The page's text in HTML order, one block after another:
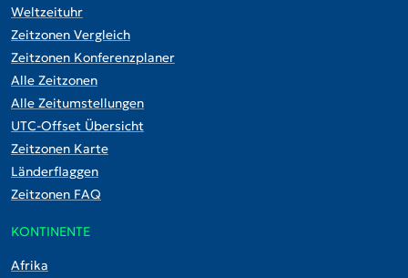
Weltzeituhr
Zeitzonen Vergleich
Zeitzonen Konferenzplaner
Alle Zeitzonen
Alle Zeitumstellungen
UTC-Offset Übersicht
Zeitzonen Karte
Länderflaggen
Zeitzonen FAQ
KONTINENTE
Afrika